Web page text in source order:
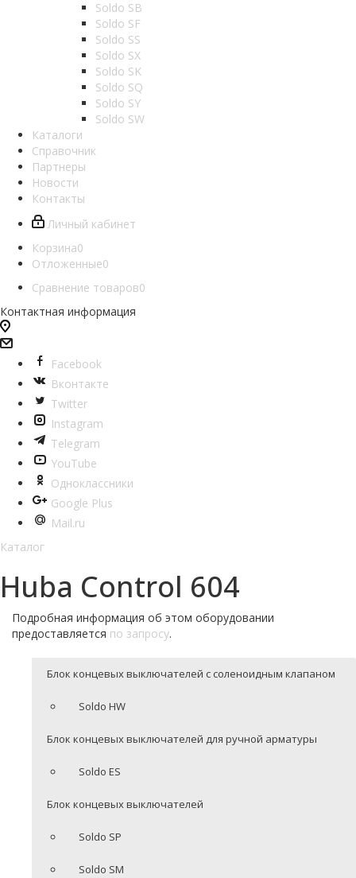
Soldo SB
Soldo SF
Soldo SS
Soldo SX
Soldo SK
Soldo SQ
Soldo SY
Soldo SW
Каталоги
Справочник
Партнеры
Новости
Контакты
Личный кабинет
Корзина0
Отложенные0
Сравнение товаров0
Контактная информация
Facebook
Вконтакте
Twitter
Instagram
Telegram
YouTube
Одноклассники
Google Plus
Mail.ru
Каталог
Huba Сontrol 604
Подробная информация об этом оборудовании
предоставляется по запросу.
Блок концевых выключателей с соленоидным клапаном
Soldo HW
Блок концевых выключателей для ручной арматуры
Soldo ES
Блок концевых выключателей
Soldo SP
Soldo SM